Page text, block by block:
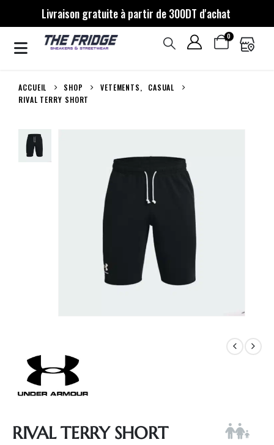
Livraison gratuite à partir de 300DT d'achat
0
ACCUEIL SHOP VETEMENTS,
CASUAL
RIVAL TERRY SHORT
RIVAL TERRY SHORT